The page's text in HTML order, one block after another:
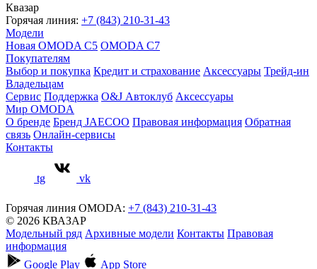
Квазар
Горячая линия: +7 (843) 210-31-43
Модели
Новая OMODA C5 OMODA C7
Покупателям
Выбор и покупка Кредит и страхование Аксессуары Трейд-ин
Владельцам
Сервис Поддержка O&J Автоклуб Аксессуары
Мир OMODA
О бренде Бренд JAECOO Правовая информация Обратная
связь Онлайн-сервисы
Контакты
tg vk
Горячая линия OMODA: +7 (843) 210-31-43
© 2026 КВАЗАР
Модельный ряд Архивные модели Контакты Правовая
информация
Google Play
App Store